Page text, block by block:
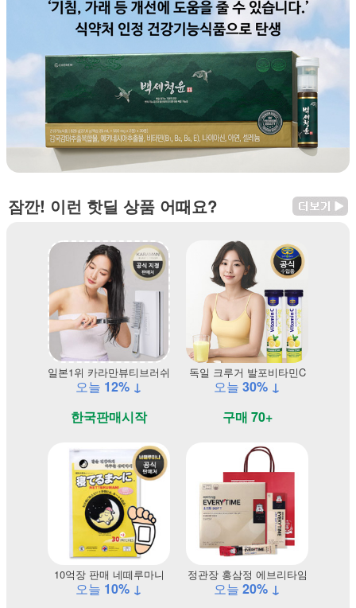
잠깐! 이런 핫딜 상품 어때요?
일본1위 카라만뷰티브러쉬
오늘 12% ↓
한국판매시작
독일 크루거 발포비타민C
오늘 30% ↓
구매 70+
10억장 판매 네떼루마니
오늘 10% ↓
정관장 홍삼정 에브리타임
오늘 20% ↓